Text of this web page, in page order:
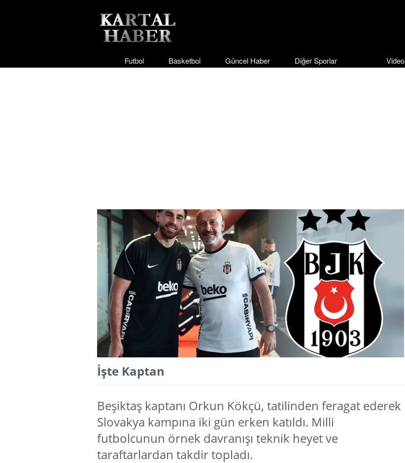
Futbol Basketbol Güncel Haber Diğer Sporlar Video
İşte Kaptan
Beşiktaş kaptanı Orkun Kökçü, tatilinden feragat ederek
Slovakya kampına iki gün erken katıldı. Milli
futbolcunun örnek davranışı teknik heyet ve
taraftarlardan takdir topladı.